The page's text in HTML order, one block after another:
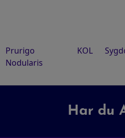
Prurigo
Nodularis
KOL
Har du